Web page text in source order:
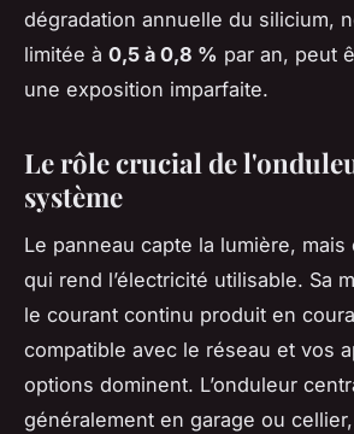
dégradation annuelle du silicium,
limitée à 0,5 à 0,8 % par an, peut
une exposition imparfaite.
Le rôle crucial de
système
Le panneau capte la lumière, mais
qui rend l’électricité utilisable. Sa
le courant continu produit en
compatible avec le réseau et vos
options dominent. L’onduleur
généralement en garage ou